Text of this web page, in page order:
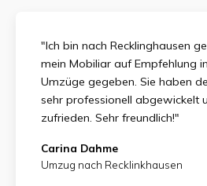
"Ich bin nach Recklinghausen
mein Mobiliar auf Empfehlung
Umzüge gegeben. Sie haben
sehr professionell abgewickelt
zufrieden. Sehr freundlich!"
Carina Dahme
Umzug nach Recklinkhausen